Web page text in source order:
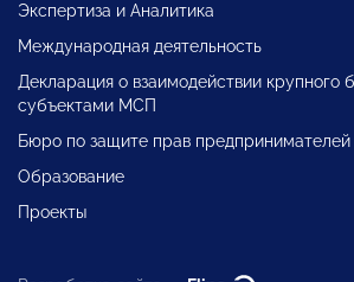
Экспертиза и Аналитика
Международная деятельность
Декларация о взаимодействии крупного
субъектами МСП
Бюро по защите прав предпринимателей
Образование
Проекты